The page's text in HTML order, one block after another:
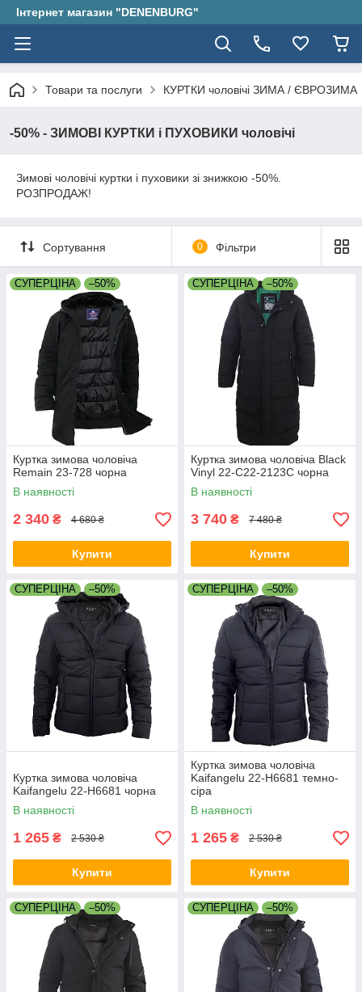
Інтернет магазин "DENENBURG"
Товари та послуги КУРТКИ чоловічі ЗИМА / ЄВРОЗИМА
-50% - ЗИМОВІ КУРТКИ і ПУХОВИКИ чоловічі
Зимові чоловічі куртки і пуховики зі знижкою -50%.
РОЗПРОДАЖ!
Сортування 0 Фільтри
СУПЕРЦІНА –50%
Куртка зимова чоловіча
Remain 23-728 чорна
В наявності
2 340 ₴ 4 680 ₴
Купити
СУПЕРЦІНА –50%
Куртка зимова чоловіча Black
Vinyl 22-C22-2123C чорна
В наявності
3 740 ₴ 7 480 ₴
Купити
СУПЕРЦІНА –50%
Куртка зимова чоловіча
Kaifangelu 22-H6681 чорна
В наявності
1 265 ₴ 2 530 ₴
Купити
СУПЕРЦІНА –50%
Куртка зимова чоловіча
Kaifangelu 22-H6681 темно-
сіра
В наявності
1 265 ₴ 2 530 ₴
Купити
СУПЕРЦІНА –50% СУПЕРЦІНА –50%